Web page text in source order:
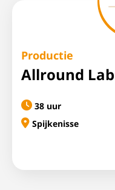
Productie
Allround
38 uur
Spijkenisse